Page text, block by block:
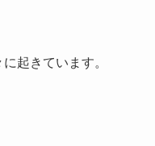
起きています。